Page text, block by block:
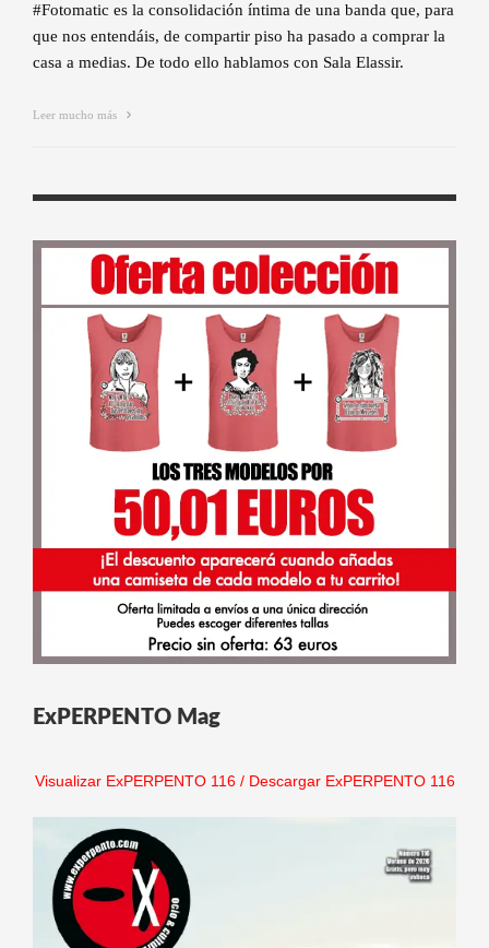
#Fotomatic es la consolidación íntima de una banda que, para
que nos entendáis, de compartir piso ha pasado a comprar la
casa a medias. De todo ello hablamos con Sala Elassir.
Leer mucho más
ExPERPENTO Mag
Visualizar ExPERPENTO 116/ Descargar ExPERPENTO 116